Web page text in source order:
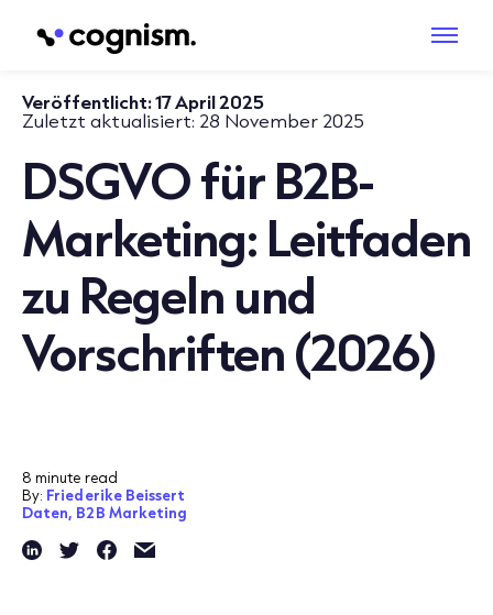
Veröffentlicht:17 April 2025
Zuletzt aktualisiert: 28 November 2025
DSGVO für B2B-
Marketing: Leitfaden
zu Regeln und
Vorschriften (2026)
8 minute read
By: Friederike Beissert
Daten, B2B Marketing